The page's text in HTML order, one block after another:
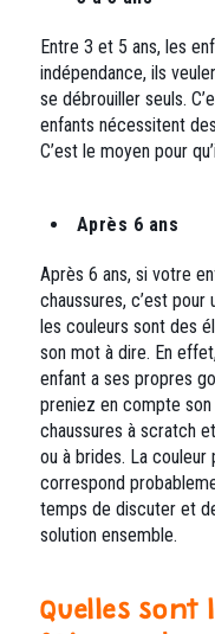
Entre 3 et 5 ans, les
indépendance, ils
se débrouiller seuls.
enfants nécessitent
C’est le moyen pour
Après 6 ans
Après 6 ans, si votre
chaussures, c’est
les couleurs sont des
son mot à dire. En
enfant a ses propres
preniez en compte
chaussures à scratch
ou à brides. La couleur
correspond
temps de discuter et
solution ensemble.
Quelles sont